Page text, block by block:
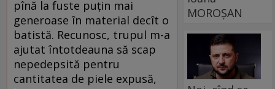
pînă la fuste puțin mai
generoase în material decît o
batistă. Recunosc, trupul m-a
ajutat întotdeauna să scap
nepedepsită pentru
cantitatea de piele expusă,
MOROȘAN